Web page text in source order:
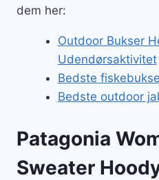
dem her:
Outdoor Bukser
Udendørsaktivitet
Bedste
Bedste outdoor
Patagonia
Sweater